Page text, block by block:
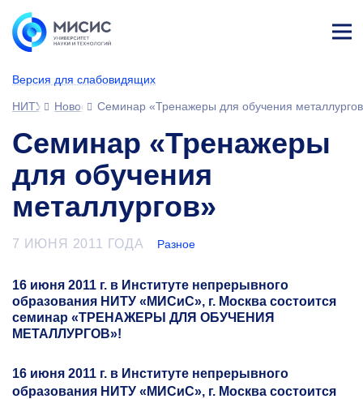
Версия для слабовидящих
ине
НИТУ МИСИС
НовостиСеминар «Тренажеры для обучения
Семинар «Тренажеры
для обучения
металлургов»
7 ИЮНЯ 2011 ГОДА Разное
16 июня 2011 г. в Институте непрерывного
образования НИТУ «МИСиС», г. Москва состоится
семинар «ТРЕНАЖЕРЫ ДЛЯ ОБУЧЕНИЯ
МЕТАЛЛУРГОВ»!
16 июня 2011 г. в Институте непрерывного
образования НИТУ «МИСиС», г. Москва состоится